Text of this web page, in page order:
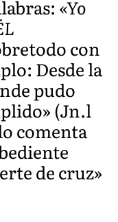
«Yo
con
Desde la
pudo
(Jn.l
comenta
de cruz»